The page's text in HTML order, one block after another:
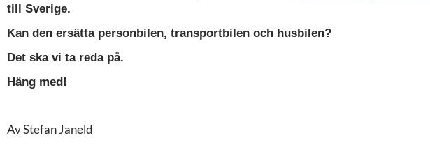
till Sverige.
Kan den ersätta personbilen, transportbilen och husbilen?
Det ska vi ta reda på.
Häng med!
Av Stefan Janeld